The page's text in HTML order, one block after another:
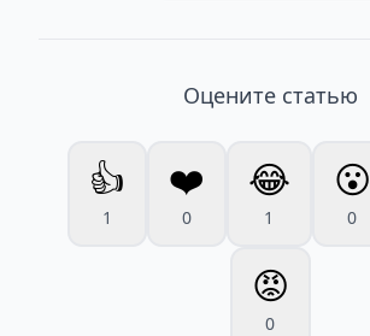
Оцените статью
👍
1
❤️
0
😂
1
😮
0
😡
0